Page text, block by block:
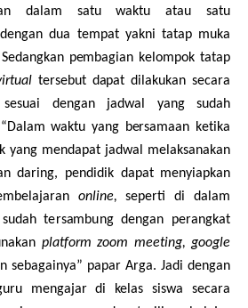
n da am satu waktuatau satu
dengan dua tempat yakni tatap muka
Sedangkan pembagian ke lompok tatap
irtual tersebut dapat di lakukan secara
esuai dengan jadwa l yang sudah
a lam waktu yang bersamaan ketika
k yang mendapat jadwa l melaksanakan
n daring, pendidik dapat menyiapkan
mbel ajaran online,seperti di da lam
ah tersambung dengan perangkat
akan platform zoom meeting, google
nsebagainya” papar Arga. Jadi dengan
mengajar di kelas siswa secara